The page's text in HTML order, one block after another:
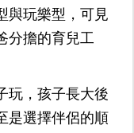
與玩樂型，可見
分擔的育兒工
玩，孩子長大後
是選擇伴侶的順